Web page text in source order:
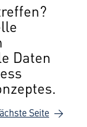
Daten
Seite →